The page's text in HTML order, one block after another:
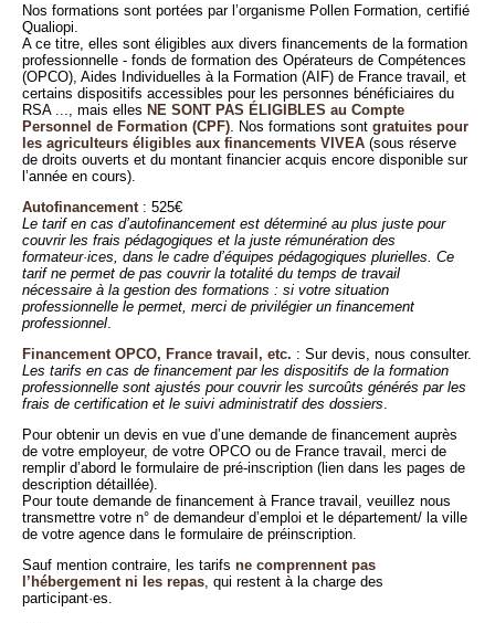
Nos formations sont portées par l’organisme Pollen Formation, certifié
Qualiopi.
A ce titre, elles sont éligibles aux divers financements de la formation
professionnelle - fonds de formation des Opérateurs de Compétences
(OPCO), Aides Individuelles à la Formation (AIF) de France travail, et
certains dispositifs accessibles pour les personnes bénéficiaires du
RSA ..., mais elles NE SONT PAS ÉLIGIBLES au Compte
Personnel de Formation (CPF) . Nos formations sont gratuites pour
les agriculteurs éligibles aux financements VIVEA (sous réserve
de droits ouverts et du montant financier acquis encore disponible sur
l’année en cours).
Autofinancement : 525€
Le tarif en cas d’autofinancement est déterminé au plus juste pour
couvrir les frais pédagogiques et la juste rémunération des
formateur·ices, dans le cadre d’équipes pédagogiques plurielles. Ce
tarif ne permet de pas couvrir la totalité du temps de travail
nécessaire à la gestion des formations : si votre situation
professionnelle le permet, merci de privilégier un financement
professionnel
Financement OPCO, France travail, etc. : Sur devis, nous consulter.
Les tarifs en cas de financement par les dispositifs de la formation
professionnelle sont ajustés pour couvrir les surcoûts générés par les
frais de certification et le suivi administratif des dossiers
Pour obtenir un devis en vue d’une demande de financement auprès
de votre employeur, de votre OPCO ou de France travail, merci de
remplir d’abord le formulaire de pré-inscription (lien dans les pages de
description détaillée).
Pour toute demande de financement à France travail, veuillez nous
transmettre votre n° de demandeur d’emploi et le département/ la ville
de votre agence dans le formulaire de préinscription.
Sauf mention contraire, les tarifs ne comprennent pas
l’hébergement ni les repas , qui restent à la charge des
participant·es.